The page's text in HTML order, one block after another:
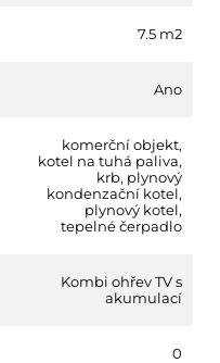
7.5 m2
Ano
komerční objekt,
kotel na tuhá paliva,
krb, plynový
kondenzační kotel,
plynový kotel,
tepelné čerpadlo
Kombi ohřev TV s
akumulací
0